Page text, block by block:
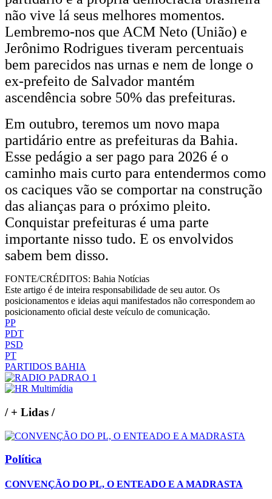
não vive lá seus melhores momentos.
Lembremo-nos que ACM Neto (União) e
Jerônimo Rodrigues tiveram percentuais
bem parecidos nas urnas e nem de longe o
ex-prefeito de Salvador mantém
ascendência sobre 50% das prefeituras.
Em outubro, teremos um novo mapa
partidário entre as prefeituras da Bahia.
Esse pedágio a ser pago para 2026 é o
caminho mais curto para entendermos como
os caciques vão se comportar na construção
das alianças para o próximo pleito.
Conquistar prefeituras é uma parte
importante nisso tudo. E os envolvidos
sabem bem disso.
FONTE/CRÉDITOS: Bahia Notícias
Este artigo é de inteira responsabilidade de seu autor. Os
posicionamentos e ideias aqui manifestados não correspondem ao
posicionamento oficial deste veículo de comunicação.
PP
PDT
PSD
PT
PARTIDOS BAHIA
/+ Lidas /
Política
CONVENÇÃO DO PL, O ENTEADO E A MADRASTA